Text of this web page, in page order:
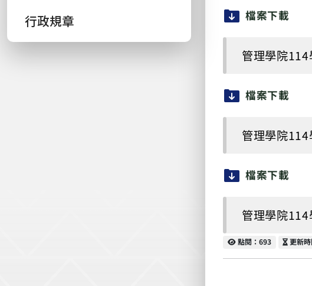
行政規章 檔案下載
管理學院
檔案下載
管理學院
檔案下載
管理學院
點閱
點閱：693 更新
更新